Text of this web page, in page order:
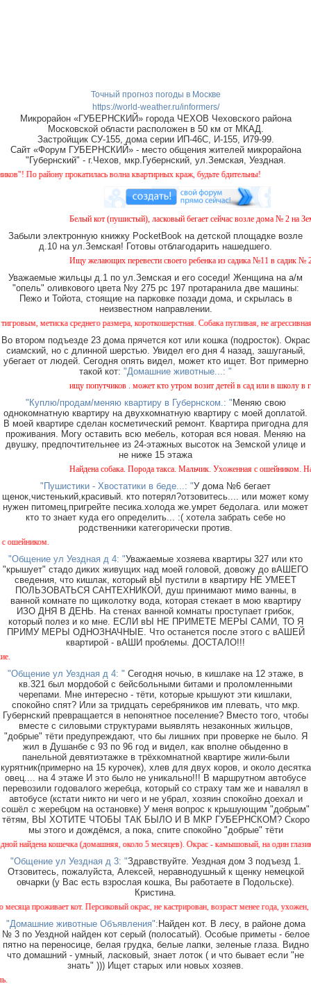
Точный прогноз погоды в Москве
https://world-weather.ru/informers/
Микрорайон «ГУБЕРНСКИЙ» города ЧЕХОВ Чеховского района
Московской области расположен в 50 км от МКАД.
Застройщик СУ-155, дома серии ИП-46С, И-155, И79-99.
Сайт «Форум ГУБЕРНСКИЙ» - место общения жителей микрорайона
"Губернский" - г.Чехов, мкр.Губернский, ул.Земская, Уездная.
прокатилась волна квартирных краж, будьте бдительны!
Белый кот (пушистый), ласковый бегает сейчас возле дома № 2 на
Забыли электронную книжку PocketBook на детской площадке возле
д.10 на ул.Земская! Готовы отблагодарить нашедшего.
Ищу желающих перевести своего ребенка из садика №11 в садик № 26.
Уважаемые жильцы д.1 по ул.Земская и его соседи! Женщина на а/м
"опель" оливкового цвета №у 275 рс 197 протаранила две машины:
Пежо и Тойота, стоящие на парковке позади дома, и скрылась в
неизвестном направлении.
среднего размера, короткошерстная. Собака пугливая, не агрессивная. Кто
Во втором подъезде 23 дома прячется кот или кошка (подросток). Окрас
сиамский, но с длинной шерстью. Увидел его дня 4 назад, зашуганый,
убегает от людей. Сегодня опять видел, может кто ищет. Вот примерно
такой кот: "Домашние животные...: "
ищу попутчиков . может кто утром возит детей в сад или в школу в
"Куплю/продам/меняю квартиру в Губернском.: " Меняю свою
однокомнатную квартиру на двухкомнатную квартиру с моей доплатой.
В моей квартире сделан косметический ремонт. Квартира пригодна для
проживания. Могу оставить всю мебель, которая вся новая. Меняю на
двушку, предпочтительнее из 24-этажных высоток на Земской улице и
не ниже 15 этажа
Найдена собака. Порода такса. Мальчик. Ухоженная с ошейником.
"Пушистики - Хвостатики в беде...: "У дома №6 бегает
щенок,чистенький,красивый. кто потерял?отзовитесь.... или может кому
нужен питомец,пригрейте песика.холода же.умрет бедолага. или может
кто то знает куда его определить... :( хотела забрать себе но
родственники категорически против.
"Общение ул Уездная д 4: "Уважаемые хозяева квартиры 327 или кто
"крышует" стадо диких живущих над моей головой, довожу до вАШЕГО
сведения, что кишлак, который вЫ пустили в квартиру НЕ УМЕЕТ
ПОЛЬЗОВАТЬСЯ САНТЕХНИКОЙ, душ принимают мимо ванны, в
ванной комнате по щиколотку вода, которая стекает в мою квартиру
ИЗО ДНЯ В ДЕНЬ. На стенах ванной комнаты проступает грибок,
который полез и ко мне. ЕСЛИ вЫ НЕ ПРИМЕТЕ МЕРЫ САМИ, ТО Я
ПРИМУ МЕРЫ ОДНОЗНАЧНЫЕ. Что останется после этого с вАШЕЙ
квартирой - вАШИ проблемы. ДОСТАЛО!!!
"Общение ул Уездная д 4: " Сегодня ночью, в кишлаке на 12 этаже, в
кв.321 был мордобой с бейсбольными битами и проломленными
черепами. Мне интересно - тёти, которые крышуют эти кишлаки,
спокойно спят? Или за тридцать серебряников им плевать, что мкр.
Губернский превращается в непонятное поселение? Вместо того, чтобы
вместе с силовыми структурами выявлять незаконных жильцов,
"добрые" тёти предупреждают, что бы лишних при проверке не было. Я
жил в Душанбе с 93 по 96 год и видел, как вполне обыденно в
панельной девятиэтажке в трёхкомнатной квартире жили-были
курятник(примерно на 15 курочек), хлев для двух коров, и около десятка
овец.... на 4 этаже И это было не уникально!!! В маршрутном автобусе
перевозили годовалого жеребца, который со страху там же и навалял в
автобусе (кстати никто ни чего и не убрал, хозяин спокойно доехал и
сошёл с жеребцом на остановке) У меня вопрос к крышующим "добрым"
тётям, ВЫ ХОТИТЕ ЧТОБЫ ТАК БЫЛО И В МКР ГУБЕРНСКОМ? Скоро
мы этого и дождёмся, а пока, спите спокойно "добрые" тёти
(домашняя, около 5 месяцев). Окрас - камышовый, на один глазик
"Общение ул Уездная д 3: "Здравствуйте. Уездная дом 3 подъезд 1.
Отзовитесь, пожалуйста, Алексей, неравнодушный к щенку немецкой
овчарки (у Вас есть взрослая кошка, Вы работаете в Подольске).
Кристина.
кот. Персиковый окрас, не кастрирован, возраст менее года, ухожен, явно
"Домашние животные Объявления": Найден кот. В лесу, в районе дома
№ 3 по Уездной найден кот серый (полосатый). Особые приметы - белое
пятно на переносице, белая грудка, белые лапки, зеленые глаза. Видно
что домашний - умный, ласковый, знает лоток ( и что бывает если "не
знать" ))) Ищет старых или новых хозяев.